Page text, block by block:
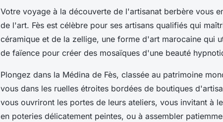
Votre voyage à la découverte de l'artisanat berbère vous
de l'art. Fès est célèbre pour ses artisans qualifiés qui
céramique et de la zellige, une forme d'art marocaine qui
de faïence pour créer des mosaïques d'une beauté
Plongez dans la Médina de Fès, classée au patrimoine
vous dans les ruelles étroites bordées de boutiques
vous ouvriront les portes de leurs ateliers, vous invitant à
en poteries délicatement peintes, ou à assembler